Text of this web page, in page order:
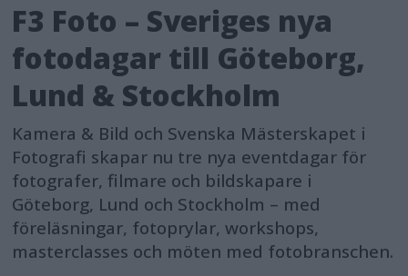
F3 Foto – Sveriges nya
fotodagar till Göteborg,
Lund & Stockholm
Kamera & Bild och Svenska Mästerskapet i
Fotografi skapar nu tre nya eventdagar för
fotografer, filmare och bildskapare i
Göteborg, Lund och Stockholm – med
föreläsningar, fotoprylar, workshops,
masterclasses och möten med fotobranschen.